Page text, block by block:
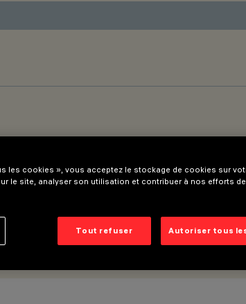
les cookies », vous acceptez le stockage de cookies sur
le site, analyser son utilisation et contribuer à nos efforts
Tout refuser Autoriser tous